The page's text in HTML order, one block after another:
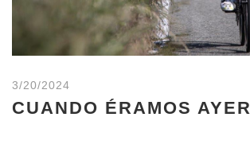
3/20/2024
CUANDO ÉRAMOS AYER